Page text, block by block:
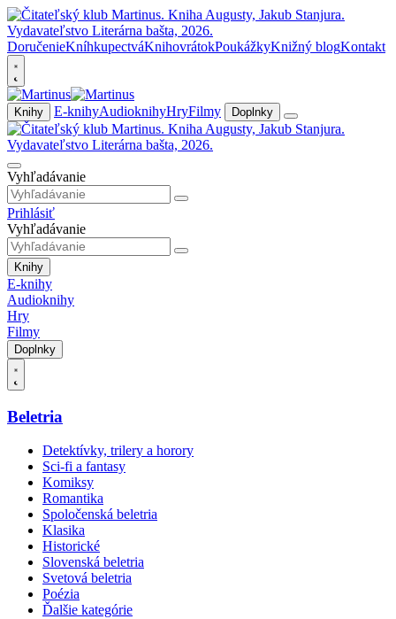
DoručenieKníhkupectváKnihovrátokPoukážkyKnižný blogKontakt
Knihy E-knihyAudioknihyHryFilmy Doplnky
Vyhľadávanie
Prihlásiť
Vyhľadávanie
Knihy
E-knihy
Audioknihy
Hry
Filmy
Doplnky
Beletria
Detektívky, trilery a horory
Sci-fi a fantasy
Komiksy
Romantika
Spoločenská beletria
Klasika
Historické
Slovenská beletria
Svetová beletria
Poézia
Ďalšie kategórie